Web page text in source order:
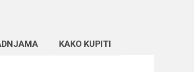
KAKO KUPITI